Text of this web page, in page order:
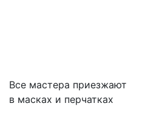
Все мастера приезжают
в масках и перчатках